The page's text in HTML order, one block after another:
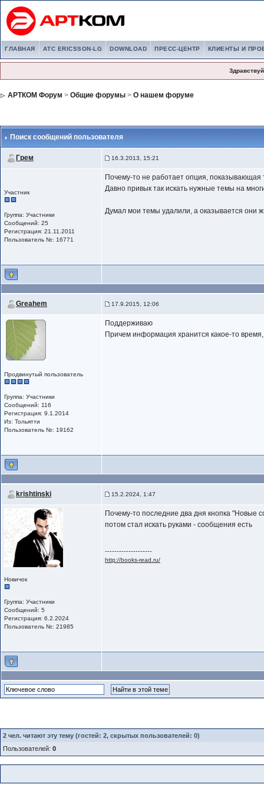
ГЛАВНАЯ АТС ERICSSON-LG DOWNLOAD ПРЕСС-ЦЕНТР КЛИЕНТЫ И
АРТКОМ Форум > Общие форумы > О нашем форуме
Поиск сообщений пользователя
Грем 16.3.2013, 15:21
Участник
Группа: Участники
Сообщений: 25
Регистрация: 21.11.2011
Пользователь №: 16771
Почему-то не работает опция,
Давно привык так искать нужные темы на
Думал мои темы удалили, а оказывается они
Greahem 17.9.2015, 12:06
Продвинутый пользователь
Группа: Участники
Сообщений: 116
Регистрация: 9.1.2014
Из: Тольятти
Пользователь №: 19162
Поддерживаю
Причем информация хранится какое-то
krishtinski 15.2.2024, 1:47
Новичок
Группа: Участники
Сообщений: 5
Регистрация: 6.2.2024
Пользователь №: 21985
Почему-то последние два дня кнопка "Новые
потом стал искать руками - сообщения есть
--------------------
http://books-read.ru/
2 чел. читают эту тему (гостей: 2, скрытых пользователей: 0)
Пользователей: 0